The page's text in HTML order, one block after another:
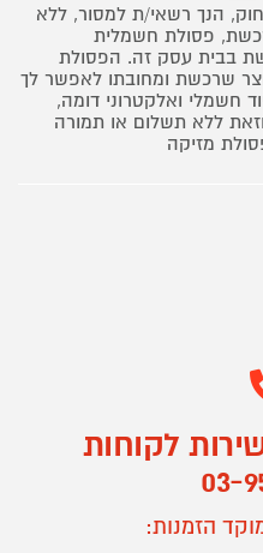
הנך רשאי/ת למסור, ללא
פסולת חשמלית
בבית עסק זה. הפסולת
שרכשת ומחובתו לאפשר לך
חשמלי ואלקטרוני דומה,
ללא תשלום או תמורה
מזיקה
לקוחות
03-
הזמנות: